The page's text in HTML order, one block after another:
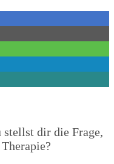
dir die Frage,